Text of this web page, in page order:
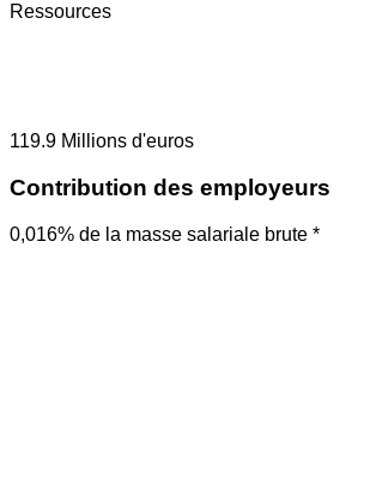
Ressources
119.9 Millions d'euros
Contribution des employeurs
0,016% de la masse salariale brute *